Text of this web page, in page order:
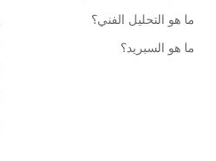
ما هو التحليل الفني؟
ما هو السبريد؟